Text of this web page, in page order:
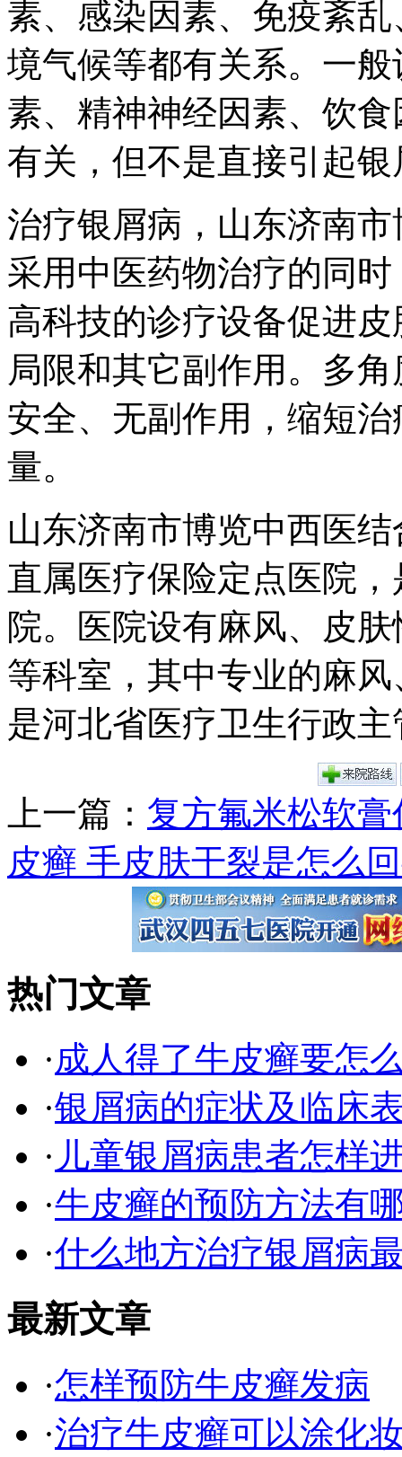
素、感染因素、免疫紊
境气候等都有关系。一
素、精神神经因素、饮
有关，但不是直接引起
治疗银屑病，山东济南
采用中医药物治疗的同
高科技的诊疗设备促进
局限和其它副作用。多
安全、无副作用，缩短
量。
山东济南市博览中西医
直属医疗保险定点医院
院。医院设有麻风、皮
等科室，其中专业的麻
是河北省医疗卫生行政
上一篇： 复方氟米松软膏
皮癣 手皮肤干裂是怎么
热门文章
·成人得了牛皮癣要怎
·银屑病的症状及临床
· 儿童银屑病患者怎样
·牛皮癣的预防方法有
·什么地方治疗银屑病
最新文章
·怎样预防牛皮癣发病
·治疗牛皮癣可以涂化